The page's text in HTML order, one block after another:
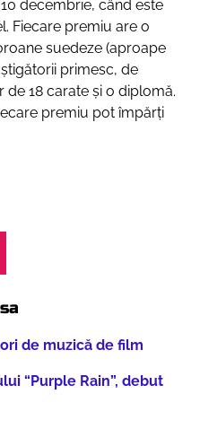
decembrie, când este
Fiecare premiu are o
suedeze (aproape
primesc, de
18 carate şi o diplomă.
premiu pot împărţi
de muzică de film
“Purple Rain”, debut